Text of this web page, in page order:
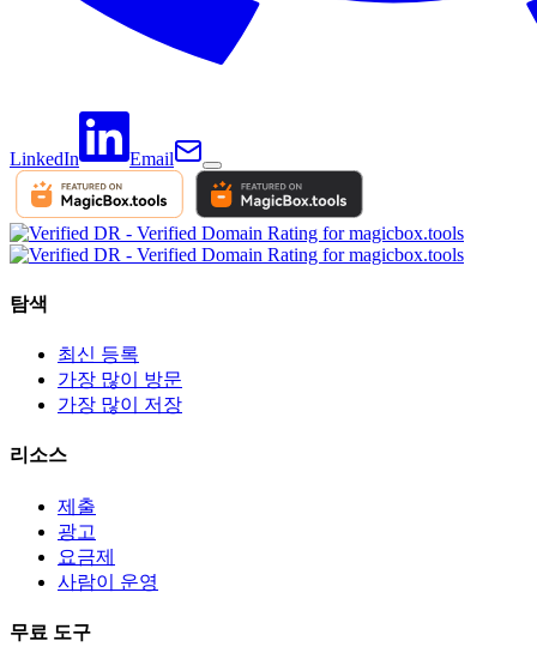
LinkedIn Email
탐색
최신 등록
가장 많이 방문
가장 많이 저장
리소스
제출
광고
요금제
사람이 운영
무료 도구